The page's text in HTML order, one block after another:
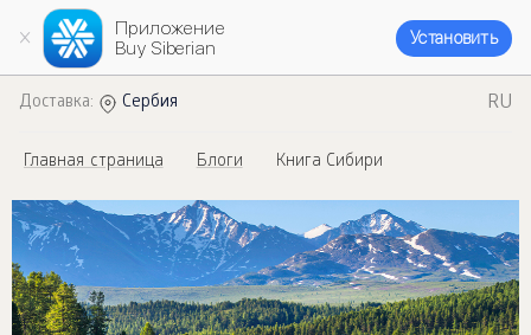
Приложение
Buy Siberian
Установить
Доставка: Сербия RU
Главная страница Блоги Книга Сибири